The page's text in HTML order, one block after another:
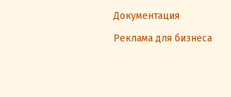
Документация
Реклама для бизнеса